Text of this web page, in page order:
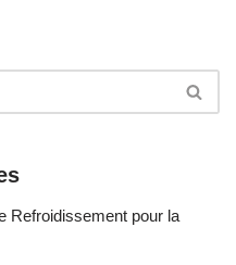
Refroidissement pour la